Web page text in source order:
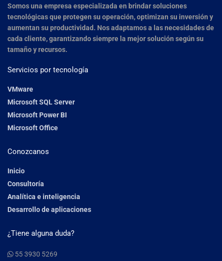
Somos una empresa especializada en brindar soluciones
tecnológicas que protegen su operación, optimizan su inversión y
aumentan su productividad. Nos adaptamos a las necesidades de
cada cliente, garantizando siempre la mejor solución según su
tamaño y recursos.
Servicios por tecnología
VMware
Microsoft SQL Server
Microsoft Power BI
Microsoft Office
Conozcanos
Inicio
Consultoría
Analítica e inteligencia
Desarrollo de aplicaciones
¿Tiene alguna duda?
55 3930 5269